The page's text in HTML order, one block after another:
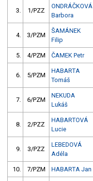
3. 1/PZZ
ONDRÁČKOVÁ
Barbora
4. 3/PZM
ŠAMÁNEK
Filip
5. 4/PZM ČAMEK Petr
6. 5/PZM
HABARTA
Tomáš
7. 6/PZM
NEKUDA
Lukáš
8. 2/PZZ
HABARTOVÁ
Lucie
9. 3/PZZ
LEBEDOVÁ
Adéla
10. 7/PZM HABARTA Jan